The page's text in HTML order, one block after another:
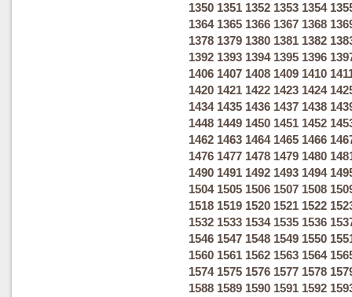
1350 1351 1352 1353 1354
1364 1365 1366 1367 1368
1378 1379 1380 1381 1382
1392 1393 1394 1395 1396
1406 1407 1408 1409 1410
1420 1421 1422 1423 1424
1434 1435 1436 1437 1438
1448 1449 1450 1451 1452
1462 1463 1464 1465 1466
1476 1477 1478 1479 1480
1490 1491 1492 1493 1494
1504 1505 1506 1507 1508
1518 1519 1520 1521 1522
1532 1533 1534 1535 1536
1546 1547 1548 1549 1550
1560 1561 1562 1563 1564
1574 1575 1576 1577 1578
1588 1589 1590 1591 1592